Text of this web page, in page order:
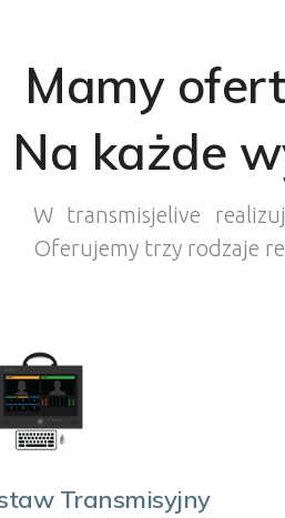
Mamy
Na każde
W transmisjelive
Oferujemy trzy rodzaje
Transmisyjny